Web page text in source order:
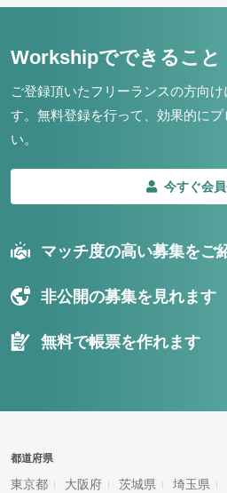
Workshipでできること
ご登録頂いたフリーランスの方向
す。 無料登録を行って、効果的に
い。
今すぐ会
マッチ度の高い募集をご
非公開の募集を見れます
無料で帳票を作れます
都道府県
東京都 大阪府 茨城県 埼玉県